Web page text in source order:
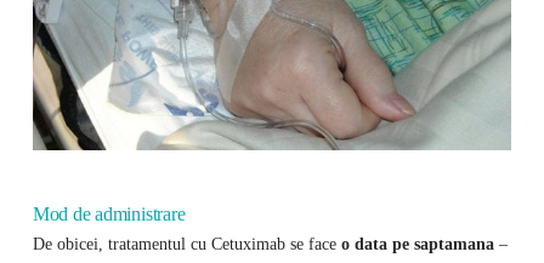
Mod de administrare
De obicei, tratamentul cu Cetuximab se face o data pe saptamana–